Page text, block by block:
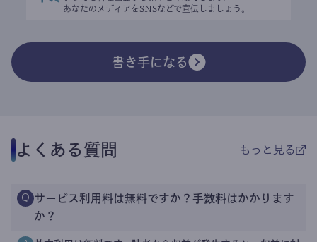
あなたのメディアをSNSなどで宣伝しましょう。
書き手になる
よくある質問 もっと見る
Q サービス利用料は無料ですか？手数料はかかります
か？